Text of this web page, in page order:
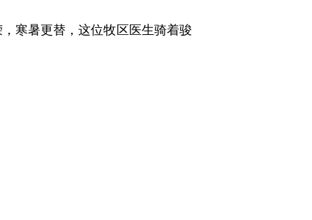
寒暑更替，这位牧区医生骑着骏